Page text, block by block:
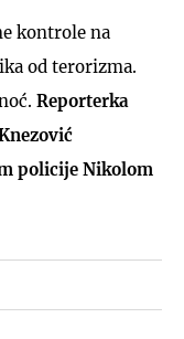
kontrole na
od terorizma.
Reporterka
policije Nikolom